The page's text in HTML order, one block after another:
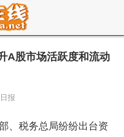
A股市场活跃度和流动
报
、税务总局纷纷出台资